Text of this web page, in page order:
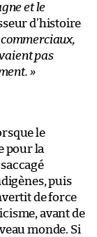
et le
d’histoire
commerciaux,
pas
»
le
pour la
puis
de force
avant de
monde. Si